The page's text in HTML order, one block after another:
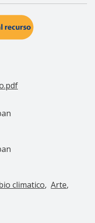
climatico Arte